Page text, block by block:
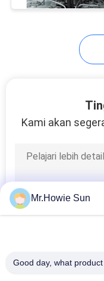
Kami akan
Mr.Howie Sun
Good day, what